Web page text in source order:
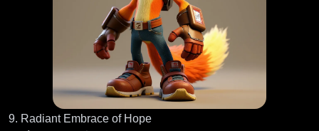
9. Radiant Embrace of Hope